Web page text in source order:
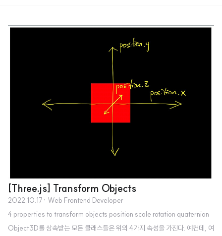
[Three.js] Transform Objects
2022.10.17 · Web Frontend Developer
4 properties to transform objects position scale rotation quaternion
Object3D를 상속받는 모든 클래스들은 위의 4가지 속성을 가진다. 예컨데, 여